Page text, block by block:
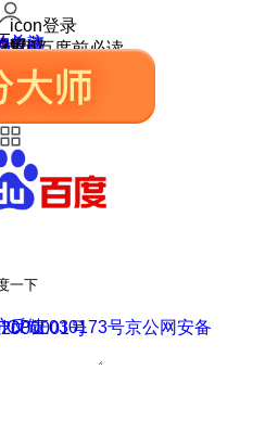
登录
关注
收藏
中心
反馈
置用百度前必读
一下
反馈证030173号
号